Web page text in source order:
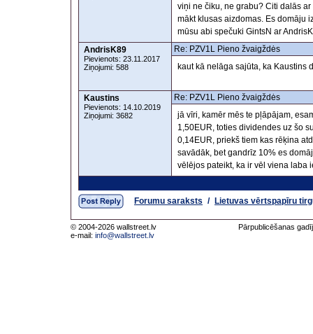
viņi ne čiku, ne grabu? Citi dalās
mākt klusas aizdomas. Es domāju
mūsu abi spečuki GintsN ar
AndrisK89
Pievienots: 23.11.2017
Ziņojumi: 588
Re: PZV1L Pieno žvaigždės
kaut kā nelāga sajūta, ka Kaustins
Kaustins
Pievienots: 14.10.2019
Ziņojumi: 3682
Re: PZV1L Pieno žvaigždės
jā vīri, kamēr mēs te pļāpājam,
1,50EUR, toties dividendes uz šo
0,14EUR, priekš tiem kas rēķina
savādāk, bet gandrīz 10% es
vēlējos pateikt, ka ir vēl viena laba
Forumu saraksts / Lietuvas vērtspapīru
© 2004-2026 wallstreet.lv
e-mail: info@wallstreet.lv
Pārpublicēšanas